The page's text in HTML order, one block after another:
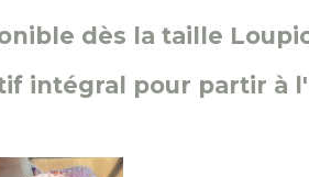
dès la taille
intégral pour partir à